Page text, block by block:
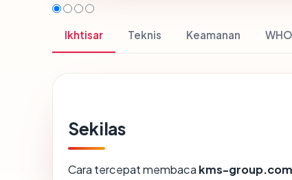
Ikhtisar Teknis Keamanan
Sekilas
Cara tercepat membaca kms-group.com